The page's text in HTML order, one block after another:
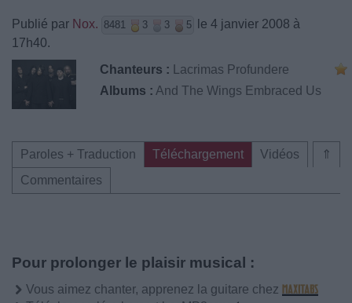
Publié par Nox. 8481 3 3 5
le 4 janvier 2008 à
17h40.
Chanteurs :
Lacrimas Profundere
Albums : And The Wings Embraced Us
⇑
Paroles + Traduction Téléchargement
Vidéos
Commentaires
Pour prolonger le plaisir musical :
Vous aimez chanter, apprenez la guitare chez